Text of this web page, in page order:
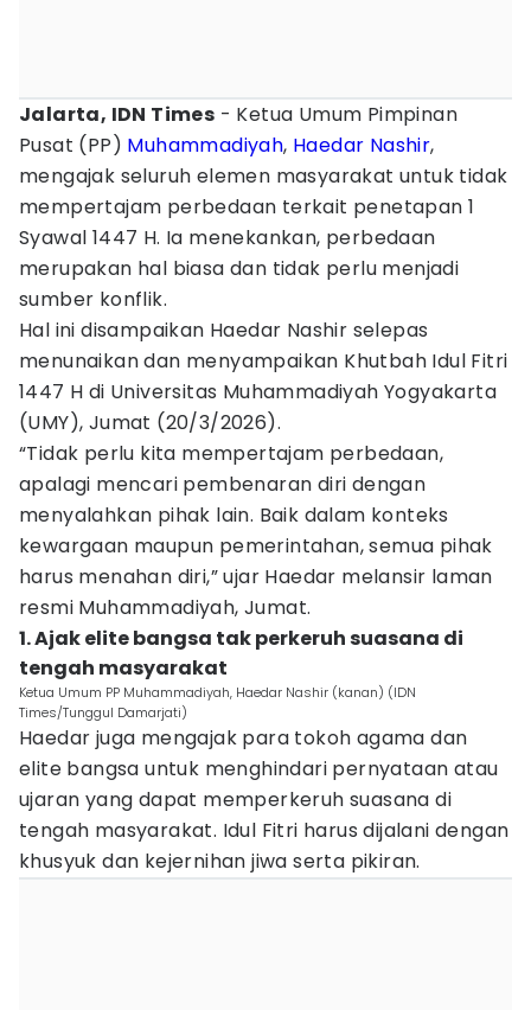
Jalarta, IDN Times - Ketua Umum Pimpinan
Pusat (PP) Muhammadiyah, Haedar Nashir,
mengajak seluruh elemen masyarakat untuk tidak
mempertajam perbedaan terkait penetapan 1
Syawal 1447 H. Ia menekankan, perbedaan
merupakan hal biasa dan tidak perlu menjadi
sumber konflik.
Hal ini disampaikan Haedar Nashir selepas
menunaikan dan menyampaikan Khutbah Idul Fitri
1447 H di Universitas Muhammadiyah Yogyakarta
(UMY), Jumat (20/3/2026).
“Tidak perlu kita mempertajam perbedaan,
apalagi mencari pembenaran diri dengan
menyalahkan pihak lain. Baik dalam konteks
kewargaan maupun pemerintahan, semua pihak
harus menahan diri,” ujar Haedar melansir laman
resmi Muhammadiyah, Jumat.
1. Ajak elite bangsa tak perkeruh suasana di
tengah masyarakat
Ketua Umum PP Muhammadiyah, Haedar Nashir (kanan) (IDN
Times/Tunggul Damarjati)
Haedar juga mengajak para tokoh agama dan
elite bangsa untuk menghindari pernyataan atau
ujaran yang dapat memperkeruh suasana di
tengah masyarakat. Idul Fitri harus dijalani dengan
khusyuk dan kejernihan jiwa serta pikiran.